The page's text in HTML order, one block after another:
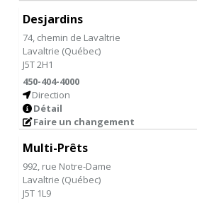
Desjardins
74, chemin de Lavaltrie
Lavaltrie (Québec)
J5T 2H1
450-404-4000
Direction
Détail
Faire un changement
Multi-Prêts
992, rue Notre-Dame
Lavaltrie (Québec)
J5T 1L9